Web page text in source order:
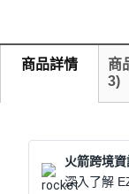
商品詳情 商
3)
火箭跨境資
深入了解